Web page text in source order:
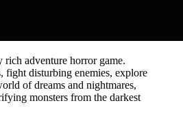
rich adventure horror game.
fight disturbing enemies, explore
of dreams and nightmares,
monsters from the darkest